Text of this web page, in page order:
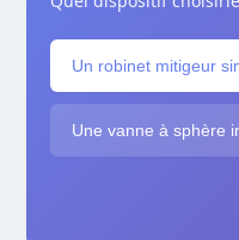
Un robinet mitigeur
Une vanne à sphère